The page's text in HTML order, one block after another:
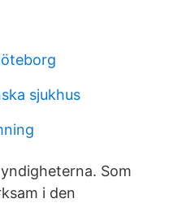
sjukhus
Som
i den